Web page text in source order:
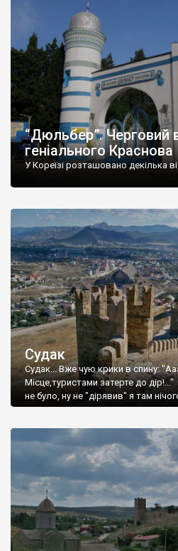
“Дюльбер”. Черговий
геніального Краснова
У Кореїзі розташовано декілька
Судак
Судак... Вже чую крики в спину:
Місце,туристами затерте до
не було, ну не "дірявив" я там